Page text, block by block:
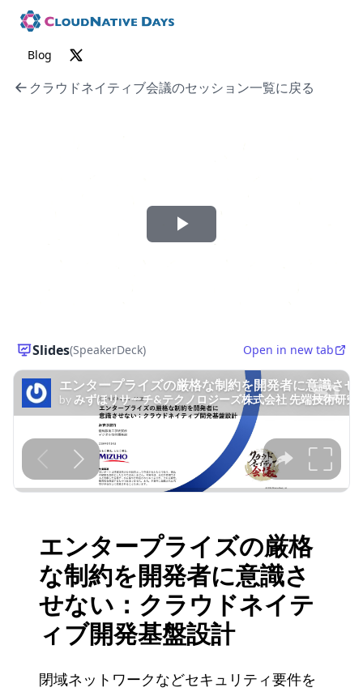
Blog
クラウドネイティブ会議のセッション一覧に戻る
P
V
i
e
o
Slides(SpeakerDeck) Open in new tab
エンタープライズの厳格
な制約を開発者に意識さ
せない：クラウドネイテ
ィブ開発基盤設計
閉域ネットワークなどセキュリティ要件を